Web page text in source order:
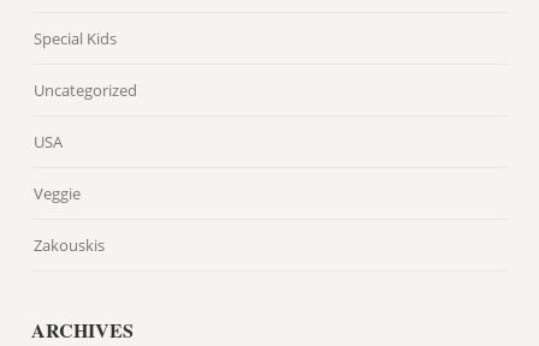
Special Kids
Uncategorized
USA
Veggie
Zakouskis
ARCHIVES